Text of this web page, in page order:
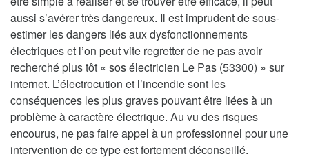
aussi s’avérer très dangereux. Il est imprudent de sous-
estimer les dangers liés aux dysfonctionnements
électriques et l’on peut vite regretter de ne pas avoir
recherché plus tôt « sos électricien Le Pas (53300) » sur
internet. L’électrocution et l’incendie sont les
conséquences les plus graves pouvant être liées à un
problème à caractère électrique. Au vu des risques
encourus, ne pas faire appel à un professionnel pour une
intervention de ce type est fortement déconseillé.